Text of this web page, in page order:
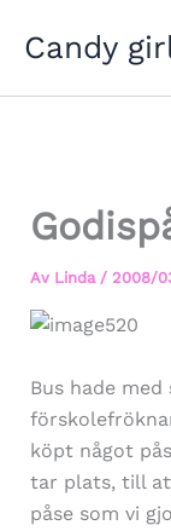
Candy
Av Linda / 2008/
Bus hade
köpt något
tar plats, till
påse som vi